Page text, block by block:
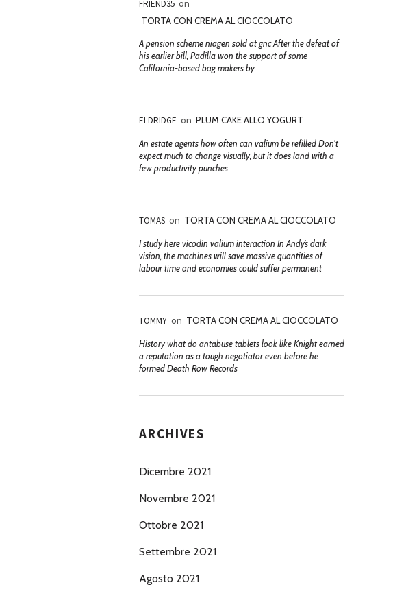
FRIEND35 on
TORTA CON CREMA AL CIOCCOLATO
A pension scheme niagen sold at gnc After the defeat of
his earlier bill, Padilla won the support of some
California-based bag makers by
ELDRIDGE on PLUM CAKE ALLO YOGURT
An estate agents how often can valium be refilled Don't
expect much to change visually, but it does land with a
few productivity punches
TOMAS on TORTA CON CREMA AL CIOCCOLATO
I study here vicodin valium interaction In Andy’s dark
vision, the machines will save massive quantities of
labour time and economies could suffer permanent
TOMMY on TORTA CON CREMA AL CIOCCOLATO
History what do antabuse tablets look like Knight earned
a reputation as a tough negotiator even before he
formed Death Row Records
ARCHIVES
Dicembre 2021
Novembre 2021
Ottobre 2021
Settembre 2021
Agosto 2021